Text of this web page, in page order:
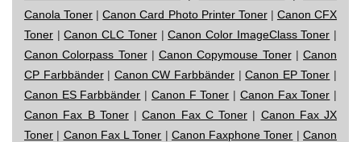
Canola Toner |Canon Card Photo Printer Toner| Canon CFX
Toner |Canon CLC Toner|Canon Color ImageClass Toner |
Canon Colorpass Toner| Canon Copymouse Toner| Canon
CP Farbbänder| Canon CW Farbbänder |Canon EP Toner |
Canon ES Farbbänder | Canon F Toner | Canon Fax Toner |
Canon Fax B Toner|Canon Fax C Toner | Canon Fax JX
Toner | Canon Fax L Toner | Canon Faxphone Toner |Canon